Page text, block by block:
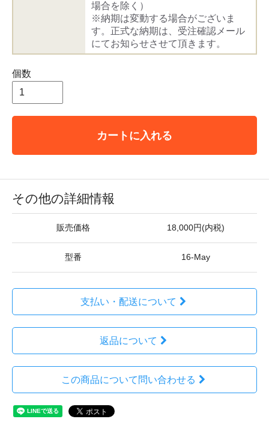
場合を除く）
※納期は変動する場合がございま
す。正式な納期は、受注確認メール
にてお知らせさせて頂きます。
個数
カートに入れる
その他の詳細情報
販売価格 18,000円(内税)
型番 16-May
支払い・配送について
返品について
この商品について問い合わせる